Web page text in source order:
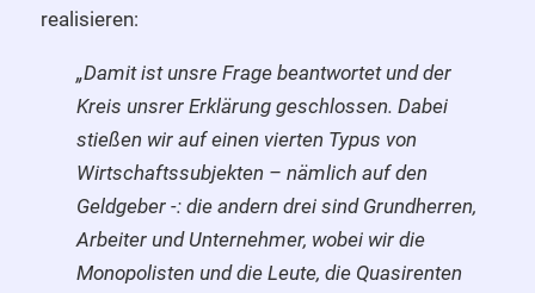
realisieren:
„Damit ist unsre Frage beantwortet und der
Kreis unsrer Erklärung geschlossen. Dabei
stießen wir auf einen vierten Typus von
Wirtschaftssubjekten – nämlich auf den
Geldgeber -: die andern drei sind Grundherren,
Arbeiter und Unternehmer, wobei wir die
Monopolisten und die Leute, die Quasirenten